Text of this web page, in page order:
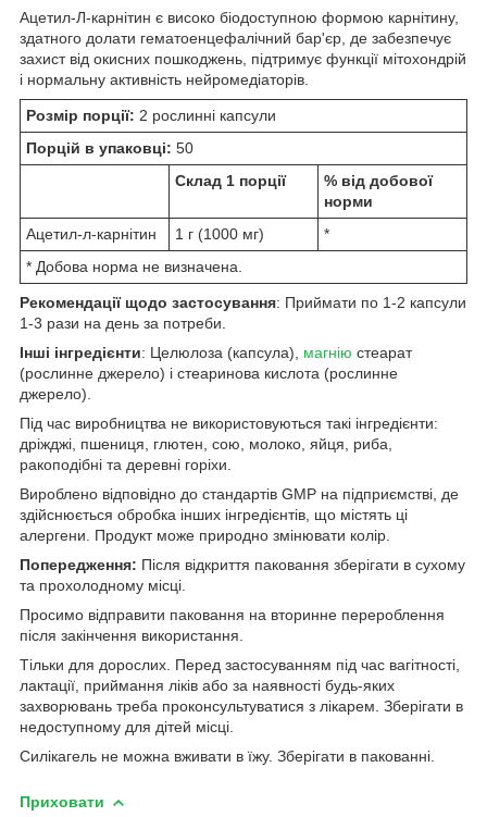
Ацетил-Л-карнітин є високо біодоступною формою карнітину,
здатного долати гематоенцефалічний бар'єр, де забезпечує
захист від окисних пошкоджень, підтримує функції мітохондрій
і нормальну активність нейромедіаторів.
Розмір порції: 2 рослинні капсули
Порцій в упаковці: 50
Склад 1 порції
% від добової
норми
Ацетил-л-карнітин
1 г (1000 мг)
*
* Добова норма не визначена.
Рекомендації щодо застосування: Приймати по 1-2 капсули
1-3 рази на день за потреби.
Інші інгредієнти: Целюлоза (капсула), магнію стеарат
(рослинне джерело) і стеаринова кислота (рослинне
джерело).
Під час виробництва не використовуються такі інгредієнти:
дріжджі, пшениця, глютен, сою, молоко, яйця, риба,
ракоподібні та деревні горіхи.
Вироблено відповідно до стандартів GMP на підприємстві, де
здійснюється обробка інших інгредієнтів, що містять ці
алергени. Продукт може природно змінювати колір.
Попередження: Після відкриття паковання зберігати в сухому
та прохолодному місці.
Просимо відправити паковання на вторинне перероблення
після закінчення використання.
Тільки для дорослих. Перед застосуванням під час вагітності,
лактації, приймання ліків або за наявності будь-яких
захворювань треба проконсультуватися з лікарем. Зберігати в
недоступному для дітей місці.
Силікагель не можна вживати в їжу. Зберігати в пакованні.
Приховати